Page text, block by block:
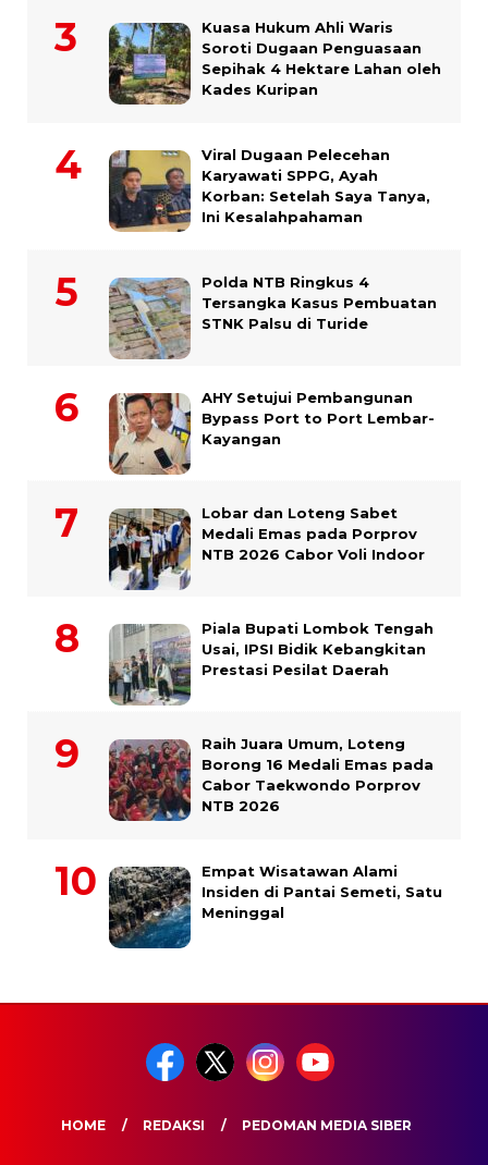
Kuasa Hukum Ahli Waris
Soroti Dugaan Penguasaan
Sepihak 4 Hektare Lahan oleh
Kades Kuripan
Viral Dugaan Pelecehan
Karyawati SPPG, Ayah
Korban: Setelah Saya Tanya,
Ini Kesalahpahaman
Polda NTB Ringkus 4
Tersangka Kasus Pembuatan
STNK Palsu di Turide
AHY Setujui Pembangunan
Bypass Port to Port Lembar-
Kayangan
Lobar dan Loteng Sabet
Medali Emas pada Porprov
NTB 2026 Cabor Voli Indoor
Piala Bupati Lombok Tengah
Usai, IPSI Bidik Kebangkitan
Prestasi Pesilat Daerah
Raih Juara Umum, Loteng
Borong 16 Medali Emas pada
Cabor Taekwondo Porprov
NTB 2026
Empat Wisatawan Alami
Insiden di Pantai Semeti, Satu
Meninggal
HOME REDAKSI PEDOMAN MEDIA SIBER